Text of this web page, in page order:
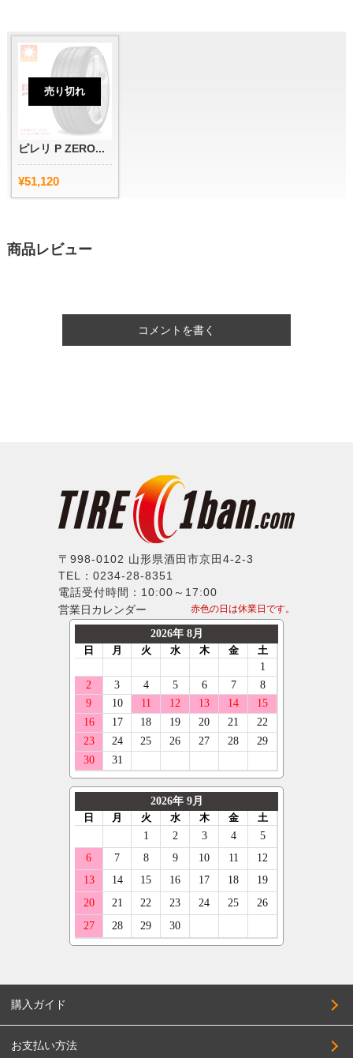
売り切れ
ピレリ P ZERO...
¥51,120
商品レビュー
コメントを書く
〒998-0102 山形県酒田市京田4-2-3
TEL：0234-28-8351
電話受付時間：10:00～17:00
営業日カレンダー
赤色の日は休業日です。
購入ガイド
お支払い方法